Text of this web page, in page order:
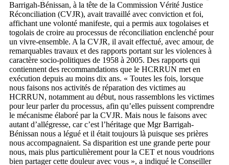
Barrigah-Bénissan, à la tête de la Commission Vérité Justice
Réconciliation (CVJR), avait travaillé avec conviction et foi,
affichant une volonté manifeste, qui a permis aux togolaises et
togolais de croire au processus de réconciliation enclenché pour
un vivre-ensemble. A la CVJR, il avait effectué, avec amour, de
remarquables travaux et des rapports portant sur les violences à
caractère socio-politiques de 1958 à 2005. Des rapports qui
contiennent des recommandations que le HCRRUN met en
exécution depuis au moins dix ans. « Toutes les fois, lorsque
nous faisons nos activités de réparation des victimes au
HCRRUN, notamment au début, nous rassemblons les victimes
pour leur parler du processus, afin qu’elles puissent comprendre
le mécanisme élaboré par la CVJR. Mais nous le faisons avec
autant d’allégresse, car c’est l’héritage que Mgr Barrigah-
Bénissan nous a légué et il était toujours là puisque ses prières
nous accompagnaient. Sa disparition est une grande perte pour
nous, mais plus particulièrement pour la CET et nous voudrions
bien partager cette douleur avec vous », a indiqué le Conseiller